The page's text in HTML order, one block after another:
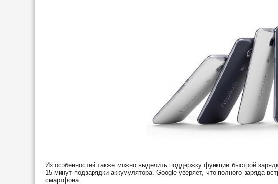
Из особенностей также можно выделить поддержку функции быстрой
15 минут подзарядки аккумулятора. Google уверяет, что полного заряда
смартфона.